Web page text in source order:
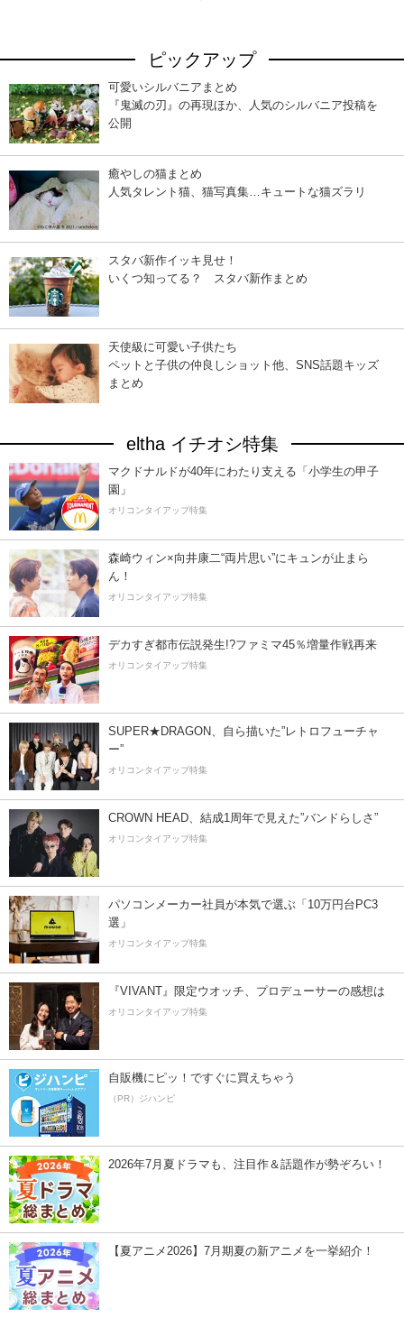
ピックアップ
可愛いシルバニアまとめ
『鬼滅の刃』の再現ほか、人気のシルバニア投稿を
公開
癒やしの猫まとめ
人気タレント猫、猫写真集…キュートな猫ズラリ
スタバ新作イッキ見せ！
いくつ知ってる？ スタバ新作まとめ
天使級に可愛い子供たち
ペットと子供の仲良しショット他、SNS話題キッズ
まとめ
eltha イチオシ特集
マクドナルドが40年にわたり支える「小学生の甲子
園」
オリコンタイアップ特集
森崎ウィン×向井康二“両片思い”にキュンが止まら
ん！
オリコンタイアップ特集
デカすぎ都市伝説発生!?ファミマ45％増量作戦再来
オリコンタイアップ特集
SUPER★DRAGON、自ら描いた”レトロフューチャ
ー”
オリコンタイアップ特集
CROWN HEAD、結成1周年で見えた”バンドらしさ”
オリコンタイアップ特集
パソコンメーカー社員が本気で選ぶ「10万円台PC3
選」
オリコンタイアップ特集
『VIVANT』限定ウオッチ、プロデューサーの感想は
オリコンタイアップ特集
自販機にピッ！ですぐに買えちゃう
（PR）ジハンピ
2026年7月夏ドラマも、注目作＆話題作が勢ぞろい！
【夏アニメ2026】7月期夏の新アニメを一挙紹介！